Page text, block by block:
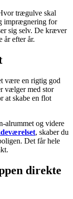
trægulve skal
imprægnering for
sig selv. De kræver
år efter år.
være en rigtig god
vælger med stor
at skabe en flot
alrummet og videre
, skaber du
Det får hele
direkte